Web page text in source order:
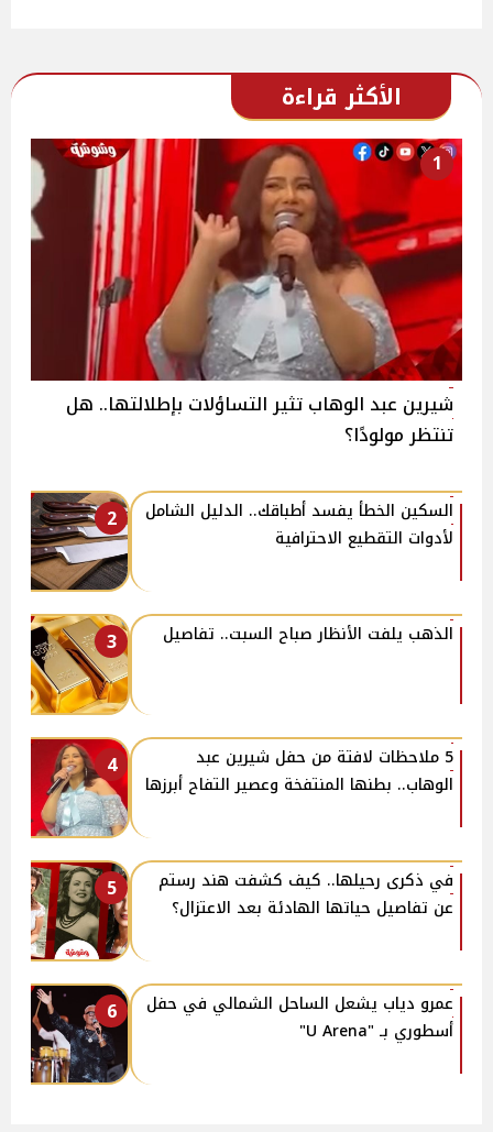
الأكثر قراءة
1
شيرين عبد الوهاب تثير التساؤلات بإطلالتها.. هل
تنتظر مولودًا؟
2
السكين الخطأ يفسد أطباقك.. الدليل الشامل
لأدوات التقطيع الاحترافية
3 الذهب يلفت الأنظار صباح السبت.. تفاصيل
4
5 ملاحظات لافتة من حفل شيرين عبد
الوهاب.. بطنها المنتفخة وعصير التفاح أبرزها
5
في ذكرى رحيلها.. كيف كشفت هند رستم
عن تفاصيل حياتها الهادئة بعد الاعتزال؟
6
عمرو دياب يشعل الساحل الشمالي في حفل
أسطوري بـ "U Arena"